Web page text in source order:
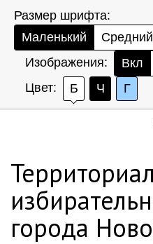
Размер шрифта:
Маленький
Средний
Изображения:
Вкл
Цвет:
Б Ч Г
города